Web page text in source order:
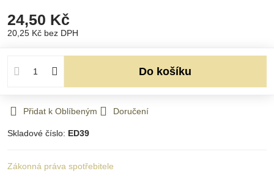
24,50 Kč
20,25 Kč bez DPH
Do košíku
Přidat k Oblíbeným Doručení
Skladové číslo: ED39
Zákonná práva spotřebitele